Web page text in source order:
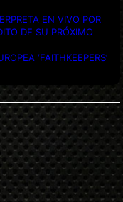
EN VIVO POR
DE SU PRÓXIMO
‘FAITHKEEPERS’